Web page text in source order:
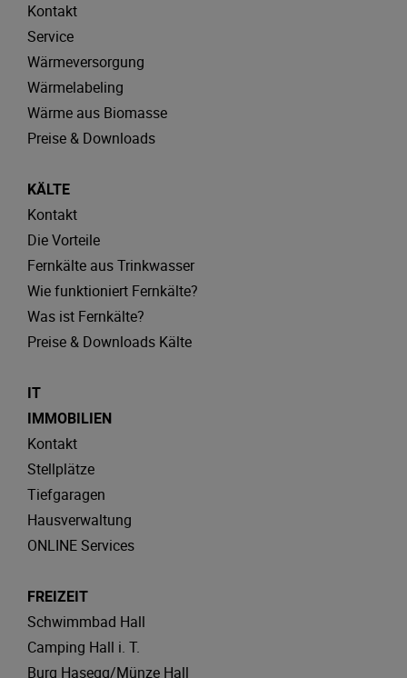
Kontakt
Service
Wärmeversorgung
Wärmelabeling
Wärme aus Biomasse
Preise & Downloads
KÄLTE
Kontakt
Die Vorteile
Fernkälte aus Trinkwasser
Wie funktioniert Fernkälte?
Was ist Fernkälte?
Preise & Downloads Kälte
IT
IMMOBILIEN
Kontakt
Stellplätze
Tiefgaragen
Hausverwaltung
ONLINE Services
FREIZEIT
Schwimmbad Hall
Camping Hall i. T.
Burg Hasegg/Münze Hall